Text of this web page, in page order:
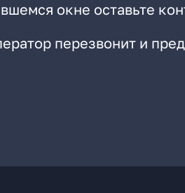
окне оставьте
перезвонит и